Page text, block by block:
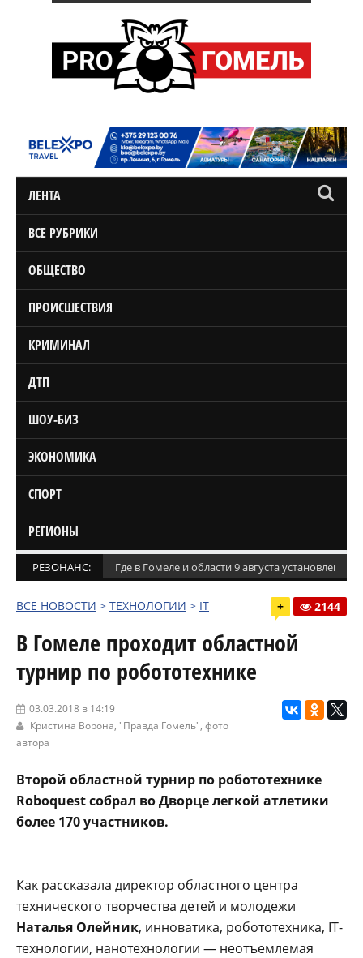
ЛЕНТА
ВСЕ РУБРИКИ
ОБЩЕСТВО
ПРОИСШЕСТВИЯ
КРИМИНАЛ
ДТП
ШОУ-БИЗ
ЭКОНОМИКА
СПОРТ
РЕГИОНЫ
РЕЗОНАНС: Где в Гомеле и области 9 августа установлены
ВСЕ НОВОСТИ > ТЕХНОЛОГИИ > IT + 2144
В Гомеле проходит областной
турнир по робототехнике
03.03.2018 в 14:19
Кристина Ворона, "Правда Гомель", фото
автора
Второй областной турнир по робототехнике
Roboquest собрал во Дворце легкой атлетики
более 170 участников.
Как рассказала директор областного центра
технического творчества детей и молодежи
Наталья Олейник, инноватика, робототехника, IT-
технологии, нанотехнологии — неотъемлемая